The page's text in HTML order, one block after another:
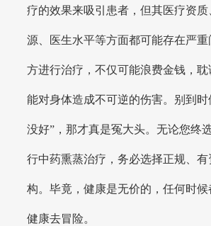
疗的效果来吸引患者，但其医疗资
源、医生水平等方面都可能存在严
方进行治疗，不仅可能浪费金钱，
能对身体造成不可逆的伤害。别到时
没好”，那才真是冤大头。无论您终
行中药熏蒸治疗，务必选择正规、
构。毕竟，健康是无价的，任何时
健康去冒险。